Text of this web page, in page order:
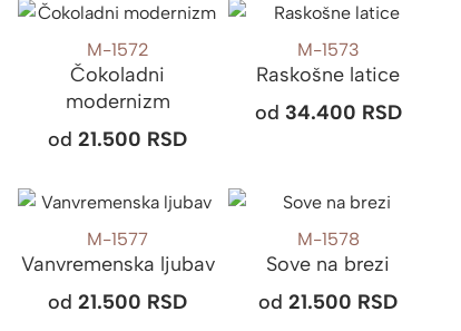
M-1572
Čokoladni
modernizm
od21.500 RSD
M-1573
Raskošne latice
od 34.400 RSD
M-1577
Vanvremenska ljubav
od21.500 RSD
M-1578
Sove na brezi
od21.500 RSD